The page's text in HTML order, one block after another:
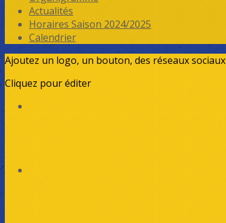
Actualités
Horaires Saison 2024/2025
Calendrier
Ajoutez un logo, un bouton, des réseaux sociaux
Cliquez pour éditer